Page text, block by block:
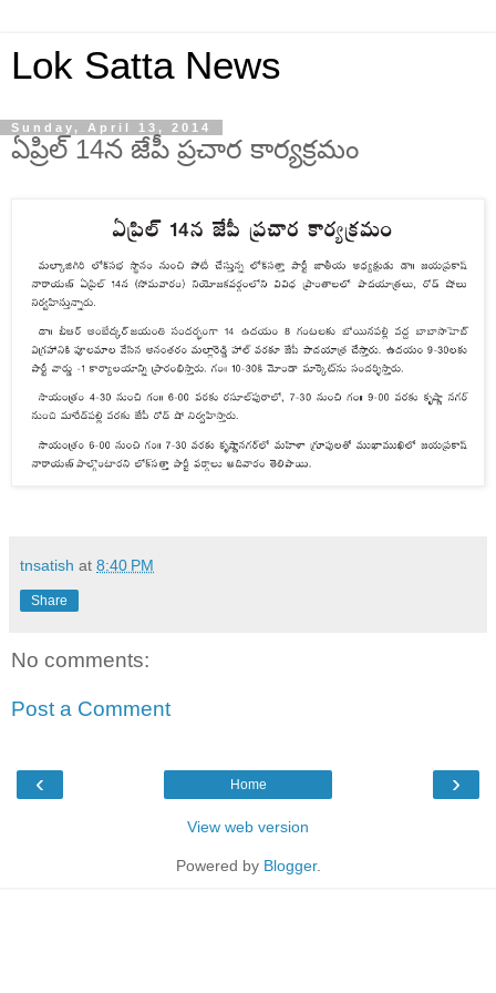
Lok Satta News
Sunday, April 13, 2014
ఏప్రిల్ 14న జేపీ ప్రచార కార్యక్రమం
tnsatish at 8:40 PM
Share
No comments:
Post a Comment
‹ ›
Home
View web version
Powered by Blogger.